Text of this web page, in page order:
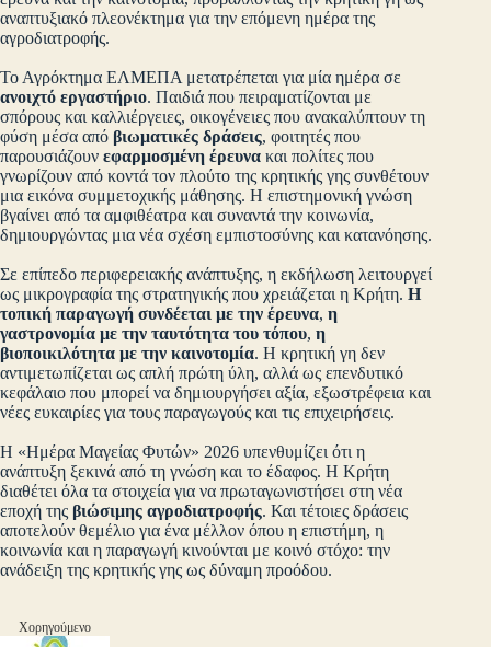
αναπτυξιακό πλεονέκτημα για την επόμενη ημέρα της
αγροδιατροφής.
Το Αγρόκτημα ΕΛΜΕΠΑ μετατρέπεται για μία ημέρα σε
ανοιχτό εργαστήριο. Παιδιά που πειραματίζονται με
σπόρους και καλλιέργειες, οικογένειες που ανακαλύπτουν τη
φύση μέσα από βιωματικές δράσεις, φοιτητές που
παρουσιάζουν εφαρμοσμένη έρευνα και πολίτες που
γνωρίζουν από κοντά τον πλούτο της κρητικής γης συνθέτουν
μια εικόνα συμμετοχικής μάθησης. Η επιστημονική γνώση
βγαίνει από τα αμφιθέατρα και συναντά την κοινωνία,
δημιουργώντας μια νέα σχέση εμπιστοσύνης και κατανόησης.
Σε επίπεδο περιφερειακής ανάπτυξης, η εκδήλωση λειτουργεί
ως μικρογραφία της στρατηγικής που χρειάζεται η Κρήτη. Η
τοπική παραγωγή συνδέεται με την έρευνα, η
γαστρονομία με την ταυτότητα του τόπου, η
βιοποικιλότητα με την καινοτομία. Η κρητική γη δεν
αντιμετωπίζεται ως απλή πρώτη ύλη, αλλά ως επενδυτικό
κεφάλαιο που μπορεί να δημιουργήσει αξία, εξωστρέφεια και
νέες ευκαιρίες για τους παραγωγούς και τις επιχειρήσεις.
Η «Ημέρα Μαγείας Φυτών» 2026 υπενθυμίζει ότι η
ανάπτυξη ξεκινά από τη γνώση και το έδαφος. Η Κρήτη
διαθέτει όλα τα στοιχεία για να πρωταγωνιστήσει στη νέα
εποχή της βιώσιμης αγροδιατροφής. Και τέτοιες δράσεις
αποτελούν θεμέλιο για ένα μέλλον όπου η επιστήμη, η
κοινωνία και η παραγωγή κινούνται με κοινό στόχο: την
ανάδειξη της κρητικής γης ως δύναμη προόδου.
Χορηγούμενο